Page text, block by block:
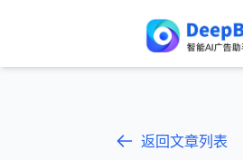
返回文章列表